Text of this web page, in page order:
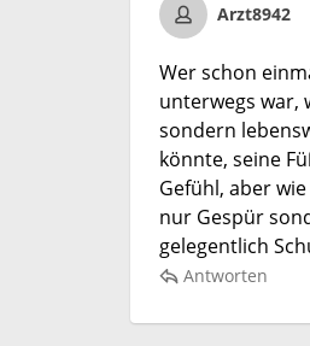
Arzt8942
Wer schon
unterwegs war,
sondern
könnte, seine
Gefühl, aber
nur Gespür
gelegentlich
Antworten